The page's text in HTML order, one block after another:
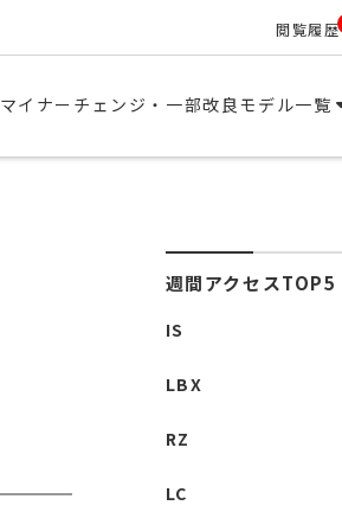
閲覧履歴
マイナーチェンジ・一部改良モデル一覧
週間アクセスTOP5
IS
LBX
RZ
LC